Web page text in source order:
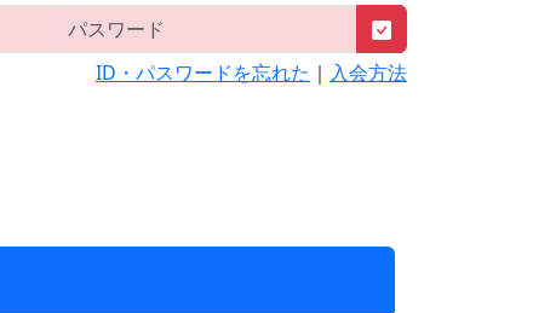
ID・パスワードを忘れた ｜ 入会方法